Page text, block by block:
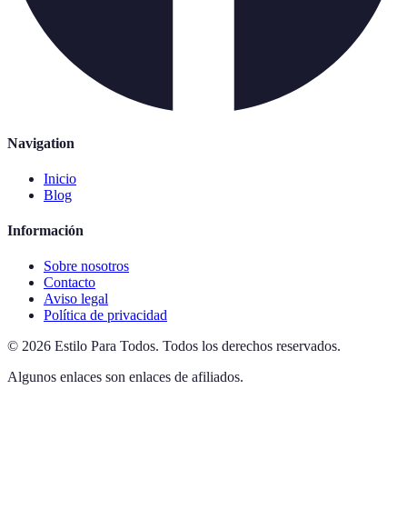
Navigation
Inicio
Blog
Información
Sobre nosotros
Contacto
Aviso legal
Política de privacidad
© 2026 Estilo Para Todos. Todos los derechos reservados.
Algunos enlaces son enlaces de afiliados.